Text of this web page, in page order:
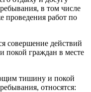
в том числе
проведения работ по
совершение действий
покой граждан в месте
тишину и покой
относятся: